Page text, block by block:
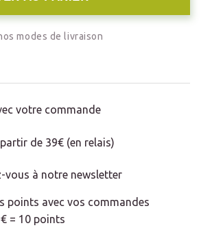
modes de livraison
votre commande
de 39€ (en relais)
vous à notre newsletter
points avec vos commandes
= 10 points